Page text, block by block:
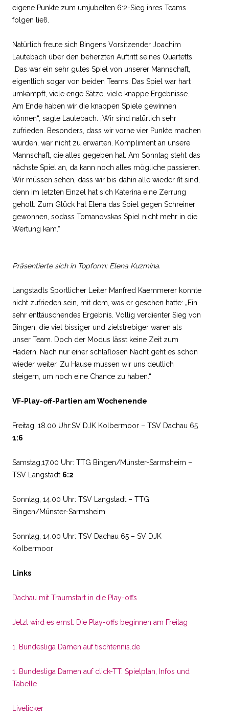
eigene Punkte zum umjubelten 6:2-Sieg ihres Teams
folgen ließ.
Natürlich freute sich Bingens Vorsitzender Joachim
Lautebach über den beherzten Auftritt seines Quartetts.
„Das war ein sehr gutes Spiel von unserer Mannschaft,
eigentlich sogar von beiden Teams. Das Spiel war hart
umkämpft, viele enge Sätze, viele knappe Ergebnisse.
Am Ende haben wir die knappen Spiele gewinnen
können“, sagte Lautebach. „Wir sind natürlich sehr
zufrieden. Besonders, dass wir vorne vier Punkte machen
würden, war nicht zu erwarten. Kompliment an unsere
Mannschaft, die alles gegeben hat. Am Sonntag steht das
nächste Spiel an, da kann noch alles mögliche passieren.
Wir müssen sehen, dass wir bis dahin alle wieder fit sind,
denn im letzten Einzel hat sich Katerina eine Zerrung
geholt. Zum Glück hat Elena das Spiel gegen Schreiner
gewonnen, sodass Tomanovskas Spiel nicht mehr in die
Wertung kam.“
Präsentierte sich in Topform: Elena Kuzmina.
Langstadts Sportlicher Leiter Manfred Kaemmerer konnte
nicht zufrieden sein, mit dem, was er gesehen hatte: „Ein
sehr enttäuschendes Ergebnis. Völlig verdienter Sieg von
Bingen, die viel bissiger und zielstrebiger waren als
unser Team. Doch der Modus lässt keine Zeit zum
Hadern. Nach nur einer schlaflosen Nacht geht es schon
wieder weiter. Zu Hause müssen wir uns deutlich
steigern, um noch eine Chance zu haben.“
VF-Play-off-Partien am Wochenende
Freitag, 18.00 Uhr:SV DJK Kolbermoor – TSV Dachau 65
1:6
Samstag,17.00 Uhr: TTG Bingen/Münster-Sarmsheim –
TSV Langstadt 6:2
Sonntag, 14.00 Uhr: TSV Langstadt – TTG
Bingen/Münster-Sarmsheim
Sonntag, 14.00 Uhr: TSV Dachau 65 – SV DJK
Kolbermoor
Links
Dachau mit Traumstart in die Play-offs
Jetzt wird es ernst: Die Play-offs beginnen am Freitag
1. Bundesliga Damen auf tischtennis.de
1. Bundesliga Damen auf click-TT: Spielplan, Infos und
Tabelle
Liveticker